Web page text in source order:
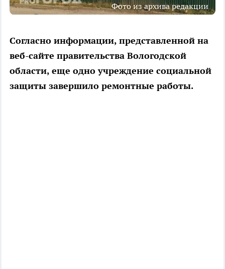
Фото из архива редакции
Согласно информации, представленной на
веб-сайте правительства Вологодской
области, еще одно учреждение социальной
защиты завершило ремонтные работы.